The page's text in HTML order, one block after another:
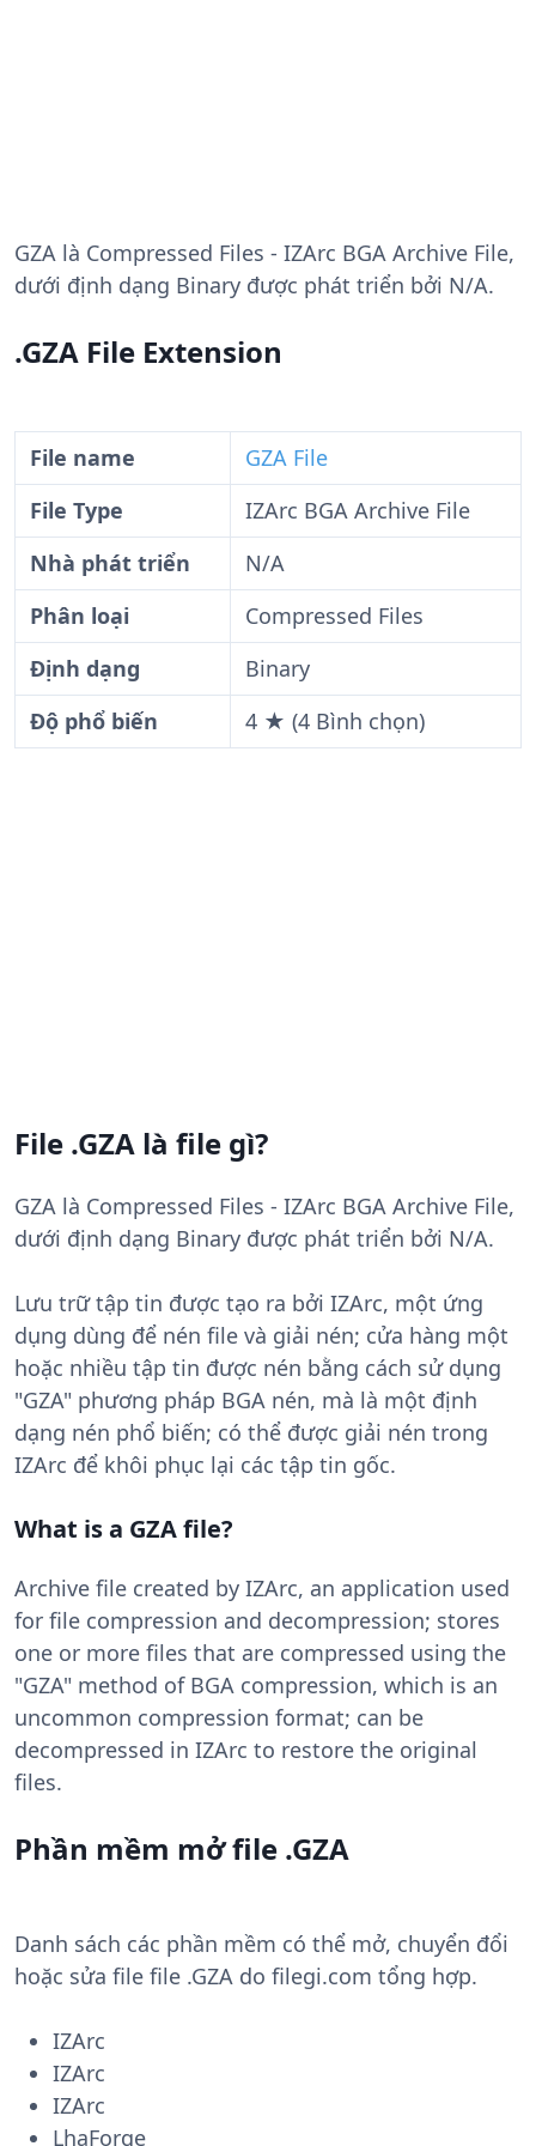
GZA là Compressed Files - IZArc BGA Archive File,
dưới định dạng Binary được phát triển bởi N/A.
.GZA File Extension
File name
GZA File
File Type
IZArc BGA Archive File
Nhà phát triển
N/A
Phân loại
Compressed Files
Định dạng
Binary
Độ phổ biến
4 ★ (4 Bình chọn)
File .GZA là file gì?
GZA là Compressed Files - IZArc BGA Archive File,
dưới định dạng Binary được phát triển bởi N/A.
Lưu trữ tập tin được tạo ra bởi IZArc, một ứng
dụng dùng để nén file và giải nén; cửa hàng một
hoặc nhiều tập tin được nén bằng cách sử dụng
"GZA" phương pháp BGA nén, mà là một định
dạng nén phổ biến; có thể được giải nén trong
IZArc để khôi phục lại các tập tin gốc.
What is a GZA file?
Archive file created by IZArc, an application used
for file compression and decompression; stores
one or more files that are compressed using the
"GZA" method of BGA compression, which is an
uncommon compression format; can be
decompressed in IZArc to restore the original
files.
Phần mềm mở file .GZA
Danh sách các phần mềm có thể mở, chuyển đổi
hoặc sửa file file .GZA do filegi.com tổng hợp.
IZArc
IZArc
IZArc
LhaForge